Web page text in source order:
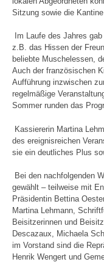
Sitzung sowie die
Im Laufe des Jahres
z.B. das Hissen der
beliebte Muschelessen,
Auch der französischen
Aufführung inzwischen
regelmäßige
Sommer runden das
Kassiererin Martina
des ereignisreichen
sie ein deutliches Plus
Bei den nachfolgenden
gewählt – teilweise mit
Präsidentin Bettina
Martina Lehmann,
Beisitzerinnen und
Descazaux, Michaela
im Vorstand sind die
Henrik Wengert und